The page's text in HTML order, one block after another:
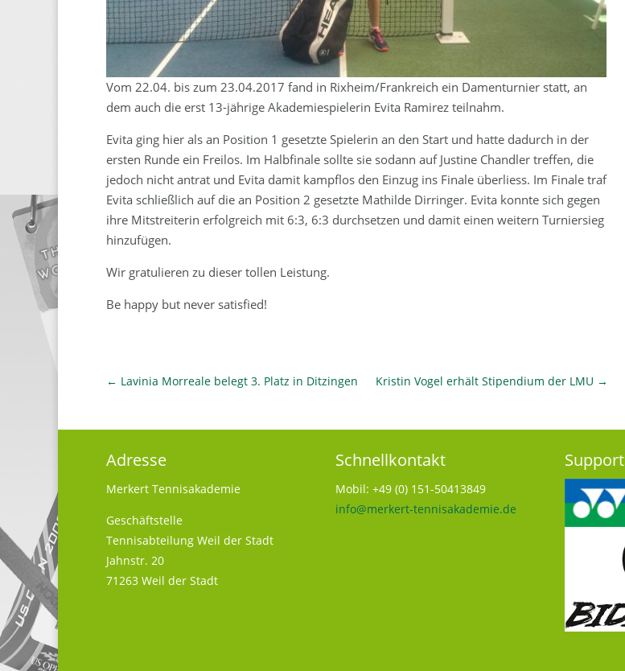
Vom 22.04. bis zum 23.04.2017 fand in Rixheim/Frankreich ein Damenturnier statt, an
dem auch die erst 13-jährige Akademiespielerin Evita Ramirez teilnahm.
Evita ging hier als an Position 1 gesetzte Spielerin an den Start und hatte dadurch in der
ersten Runde ein Freilos. Im Halbfinale sollte sie sodann auf Justine Chandler treffen, die
jedoch nicht antrat und Evita damit kampflos den Einzug ins Finale überliess. Im Finale traf
Evita schließlich auf die an Position 2 gesetzte Mathilde Dirringer. Evita konnte sich gegen
ihre Mitstreiterin erfolgreich mit 6:3, 6:3 durchsetzen und damit einen weitern Turniersieg
hinzufügen.
Wir gratulieren zu dieser tollen Leistung.
Be happy but never satisfied!
← Lavinia Morreale belegt 3. Platz in Ditzingen Kristin Vogel erhält Stipendium der LMU →
Adresse
Merkert Tennisakademie
Geschäftstelle
Tennisabteilung Weil der Stadt
Jahnstr. 20
71263 Weil der Stadt
Schnellkontakt
Mobil: +49 (0) 151-50413849
info@merkert-tennisakademie.de
Support